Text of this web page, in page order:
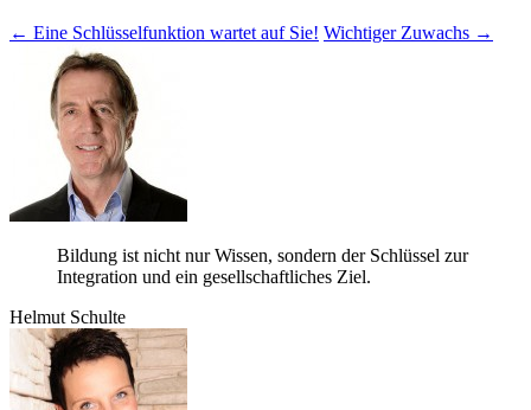
← Eine Schlüsselfunktion wartet auf Sie! Wichtiger Zuwachs →
Bil­dung ist nicht nur Wis­sen, son­dern der Schlüs­sel zur
Inte­gra­tion und ein gesell­schaft­li­ches Ziel.
Hel­mut Schulte